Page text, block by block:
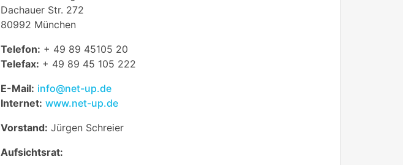
Dachauer Str. 272
80992 München
Telefon: + 49 89 45105 20
Telefax: + 49 89 45 105 222
E-Mail: info@net-up.de
Internet: www.net-up.de
Vorstand: Jürgen Schreier
Aufsichtsrat: